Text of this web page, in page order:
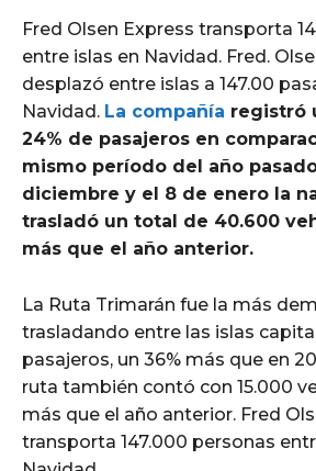
Fred Olsen Express transporta
entre islas en Navidad. Fred.
desplazó entre islas a 147.00
Navidad. La compañía registró
24% de pasajeros en
mismo período del año
diciembre y el 8 de enero la
trasladó un total de 40.600
más que el año anterior.
La Ruta Trimarán fue la más
trasladando entre las islas
pasajeros, un 36% más que en
ruta también contó con 15.000
más que el año anterior. Fred
transporta 147.000 personas